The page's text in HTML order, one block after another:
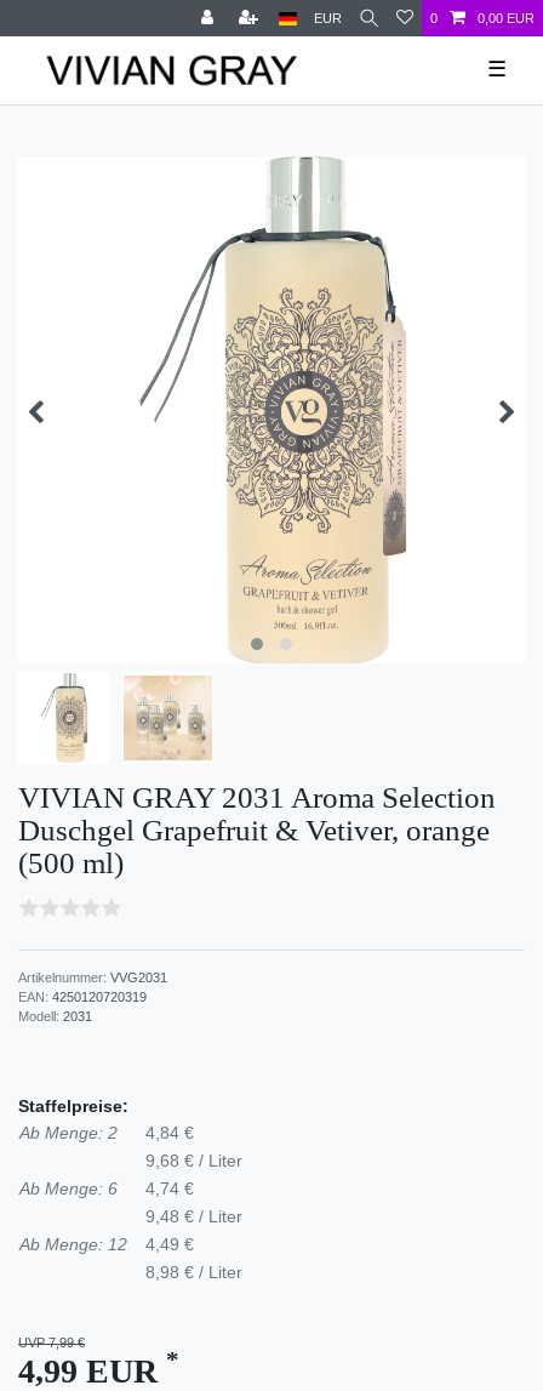
EUR 0 0,00 EUR
☰
VIVIAN GRAY 2031 Aroma Selection
Duschgel Grapefruit & Vetiver, orange
(500 ml)
Artikelnummer: VVG2031
EAN: 4250120720319
Modell: 2031
Staffelpreise:
Ab Menge: 2
4,84 €
9,68 € / Liter
Ab Menge: 6
4,74 €
9,48 € / Liter
Ab Menge: 12
4,49 €
8,98 € / Liter
UVP 7,99 €
4,99 EUR *